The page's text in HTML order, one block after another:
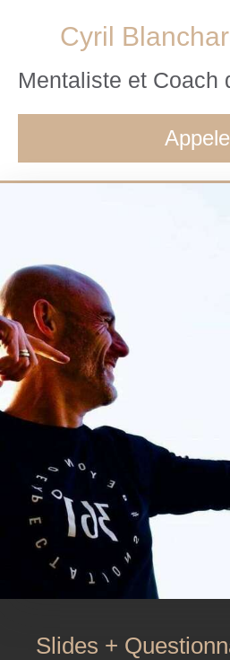
Cyril
Mentaliste et Coach
Slides +